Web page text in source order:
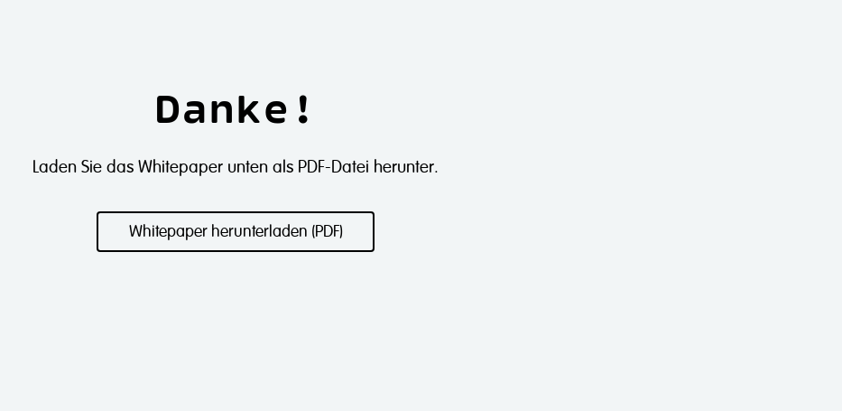
Danke!
Laden Sie das Whitepaper unten als PDF-Datei herunter.
Whitepaper herunterladen (PDF)